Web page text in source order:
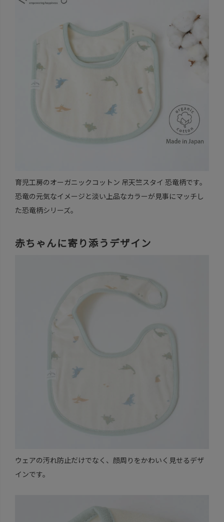
育児工房のオーガニックコットン 吊天竺スタイ 恐竜柄です。
恐竜の元気なイメージと淡い上品なカラーが見事にマッチし
た恐竜柄シリーズ。
赤ちゃんに寄り添うデザイン
ウェアの汚れ防止だけでなく、顔周りをかわいく見せるデザ
インです。